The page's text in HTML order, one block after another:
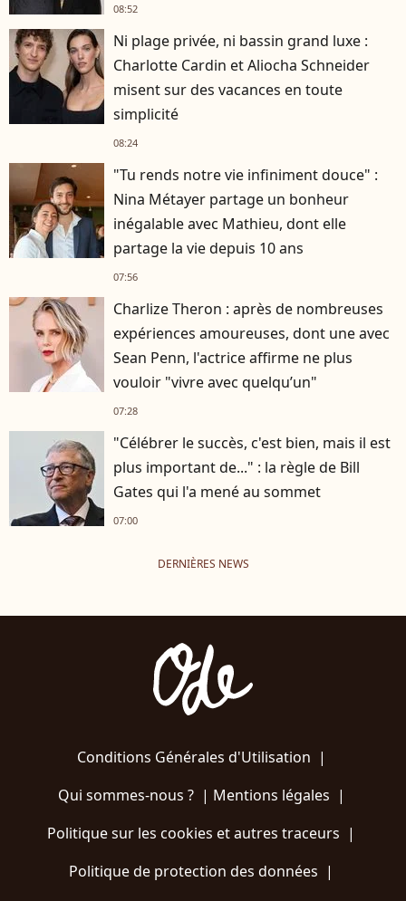
08:52
Ni plage privée, ni bassin grand luxe :
Charlotte Cardin et Aliocha Schneider
misent sur des vacances en toute
simplicité
08:24
"Tu rends notre vie infiniment douce" :
Nina Métayer partage un bonheur
inégalable avec Mathieu, dont elle
partage la vie depuis 10 ans
07:56
Charlize Theron : après de nombreuses
expériences amoureuses, dont une avec
Sean Penn, l'actrice affirme ne plus
vouloir "vivre avec quelqu’un"
07:28
"Célébrer le succès, c'est bien, mais il est
plus important de..." : la règle de Bill
Gates qui l'a mené au sommet
07:00
DERNIÈRES NEWS
Conditions Générales d'Utilisation |
Qui sommes-nous ?| Mentions légales |
Politique sur les cookies et autres traceurs |
Politique de protection des données |